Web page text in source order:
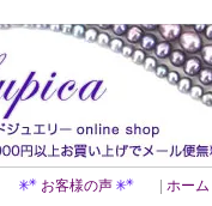
お客様の声 ホーム